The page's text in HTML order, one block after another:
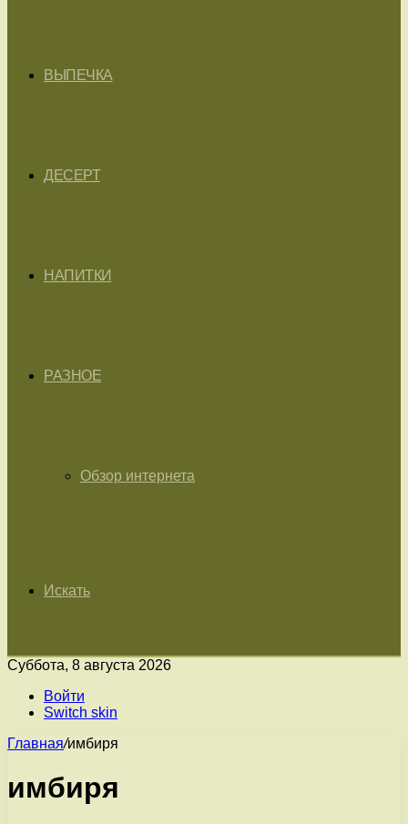
ВЫПЕЧКА
ДЕСЕРТ
НАПИТКИ
РАЗНОЕ
Обзор интернета
Искать
Суббота, 8 августа 2026
Войти
Switch skin
Главная/имбиря
имбиря